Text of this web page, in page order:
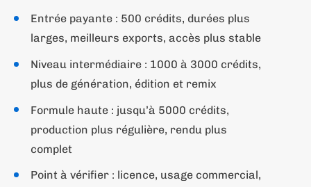
Entrée payante : 500 crédits, durées plus
larges, meilleurs exports, accès plus stable
Niveau intermédiaire : 1000 à 3000 crédits,
plus de génération, édition et remix
Formule haute : jusqu’à 5000 crédits,
production plus régulière, rendu plus
complet
Point à vérifier : licence, usage commercial,